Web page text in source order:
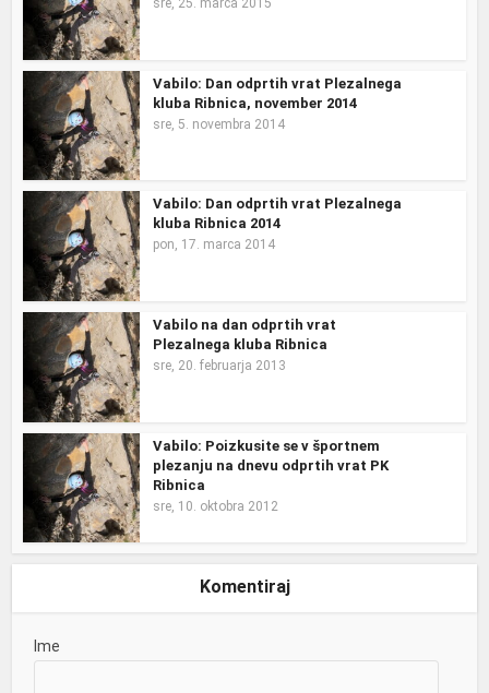
sre, 25. marca 2015
Vabilo: Dan odprtih vrat Plezalnega
kluba Ribnica, november 2014
sre, 5. novembra 2014
Vabilo: Dan odprtih vrat Plezalnega
kluba Ribnica 2014
pon, 17. marca 2014
Vabilo na dan odprtih vrat
Plezalnega kluba Ribnica
sre, 20. februarja 2013
Vabilo: Poizkusite se v športnem
plezanju na dnevu odprtih vrat PK
Ribnica
sre, 10. oktobra 2012
Komentiraj
Ime